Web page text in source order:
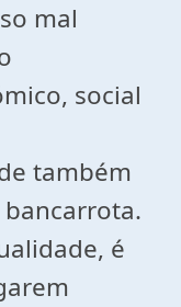
mal
social
também
é